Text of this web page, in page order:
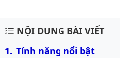
Mô tả chi tiết sản
NỘI DUNG BÀI VIẾT
Tính năng nổi bật